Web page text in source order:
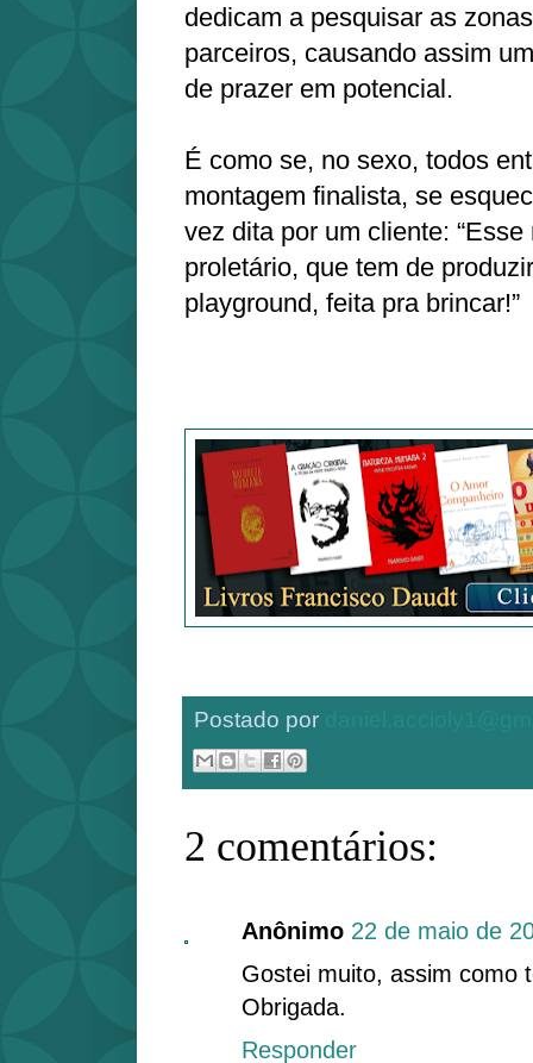
dedicam a pesquisar as
parceiros, causando assim
de prazer em potencial.
É como se, no sexo, todos
montagem finalista, se
vez dita por um cliente:
proletário, que tem de
playground, feita pra brincar!”
Postado por
2 comentários:
Anônimo 22 de maio de
Gostei muito, assim como
Obrigada.
Responder